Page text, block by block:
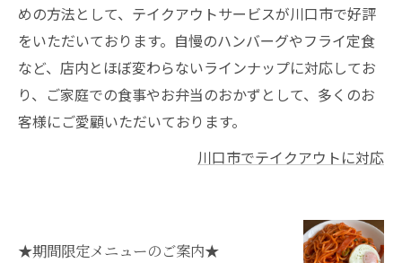
めの方法として、テイクアウトサービスが川口市で好評
をいただいております。自慢のハンバーグやフライ定食
など、店内とほぼ変わらないラインナップに対応してお
り、ご家庭での食事やお弁当のおかずとして、多くのお
客様にご愛顧いただいております。
川口市でテイクアウトに対応
★期間限定メニューのご案内★